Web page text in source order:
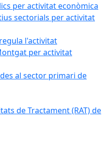
per activitat econòmica
sectorials per activitat
l'activitat
per activitat
al sector primari de
de Tractament (RAT) de